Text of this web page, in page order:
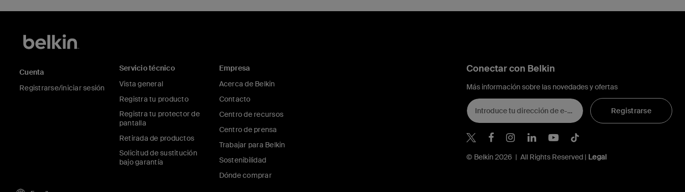
Cuenta
Registrarse/iniciar sesión
Servicio técnico
Vista general
Registra tu producto
Registra tu protector de
pantalla
Retirada de productos
Solicitud de sustitución
bajo garantía
Empresa
Acerca de Belkin
Contacto
Centro de recursos
Centro de prensa
Trabajar para Belkin
Sostenibilidad
Dónde comprar
Conectar con Belkin
Más información sobre las novedades y ofertas
Registrarse
Belkin Twitter
© Belkin 2026 | All Rights Reserved | Legal